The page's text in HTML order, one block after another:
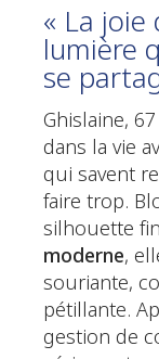
« La joie
lumière
se
Ghislaine,
dans la vie
qui savent
faire trop.
silhouette
moderne,
souriante,
pétillante.
gestion de